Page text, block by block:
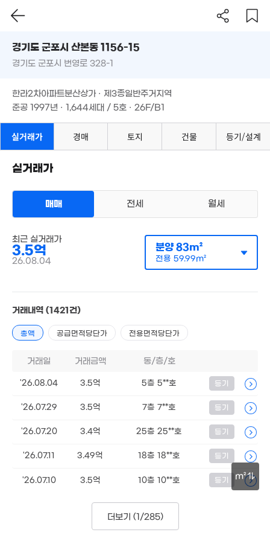
공급83m²/전용60m²
1.06억
561m²
195m²
필터 매물 탐색
경기도 군포시 산본동 1156-15
준공 1997년 · 1,644세대 / 5호 · 26F/B1
m²
경기도 군포시 산본동 1156-15
경기도 군포시 번영로 328-1
한라2차아파트분산상가 · 제3종일반주거지역
준공 1997년 · 1,644세대 / 5호 · 26F/B1
실거래가 경매 토지 건물 등기/설계
실거래가
매매 전세 월세
최근 실거래가
3.5억
26.08.04
분양83m²
전용 59.99m²
거래내역 (1421건)
총액 공급면적당단가 전용면적당단가
거래일 거래금액 동/층/호
'26.08.04 3.5억 5층 5**호 등기
'26.07.29 3.5억 7층 7**호 등기
'26.07.20 3.4억 25층 25**호 등기
'26.07.11 3.49억 18층 18**호 등기
'26.07.10 3.5억 10층 10**호 등기
더보기 (1/285)